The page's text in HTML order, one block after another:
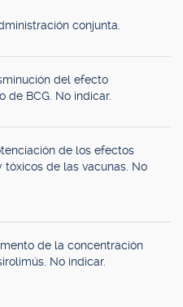
conjunta.
del efecto
de BCG. No indicar.
de los efectos
tóxicos de las vacunas. No
de la concentración
No indicar.